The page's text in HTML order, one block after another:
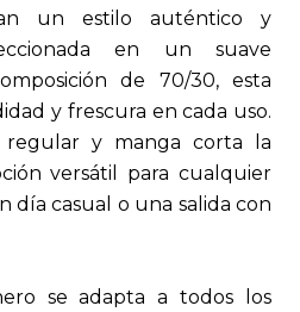
un estilo auténtico y
en un suave
de 70/30, esta
y frescura en cada uso.
y manga corta la
versátil para cualquier
día casual o una salida con
se adapta a todos los